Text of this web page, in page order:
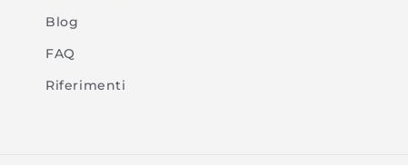
Blog
FAQ
Riferimenti